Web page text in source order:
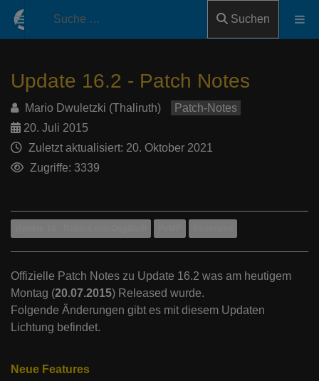
Suchen
Update 16.2 - Patch Notes
Mario Dwuletzki (Thaliruth)
Patch-Notes
20. Juli 2015
Zuletzt aktualisiert: 20. Oktober 2021
Zugriffe: 3339
Offizielle Patch Notes zu Update 16.2 was am heutigem
Montag (20.07.2015) Released wurde.
Folgende Änderungen gibt es mit diesem Updaten
Lichtung befindet.
Neue Features